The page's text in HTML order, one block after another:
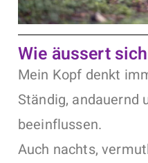
Wie äussert
Mein Kopf denkt
Ständig, andauernd
beeinflussen.
Auch nachts,